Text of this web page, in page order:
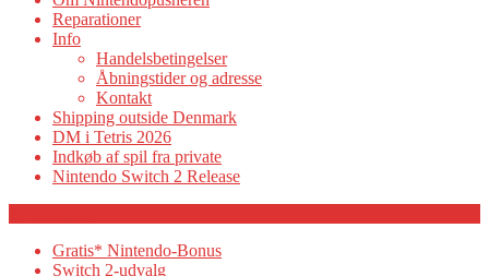
Reparationer
Info
Handelsbetingelser
Åbningstider og adresse
Kontakt
Shipping outside Denmark
DM i Tetris 2026
Indkøb af spil fra private
Nintendo Switch 2 Release
Gratis* Nintendo-Bonus
Switch 2-udvalg